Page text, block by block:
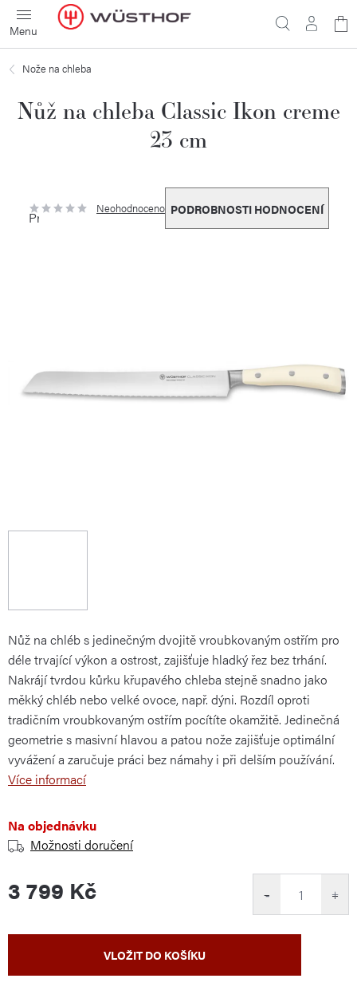
Přejít
na
obsah
Nože na chleba
Nůž na chleba Classic Ikon creme
23 cm
Průměrné
hodnocení
Neohodnoceno PODROBNOSTI HODNOCENÍ
Nůž na chléb s jedinečným dvojitě vroubkovaným ostřím pro
déle trvající výkon a ostrost, zajišťuje hladký řez bez trhání.
Nakrájí tvrdou kůrku křupavého chleba stejně snadno jako
měkký chléb nebo velké ovoce, např. dýni. Rozdíl oproti
tradičním vroubkovaným ostřím pocítíte okamžitě. Jedinečná
geometrie s masivní hlavou a patou nože zajišťuje optimální
vyvážení a zaručuje práci bez námahy i při delším používání.
Více informací
Na objednávku
Možnosti doručení
3 799 Kč +
−
VLOŽIT DO KOŠÍKU